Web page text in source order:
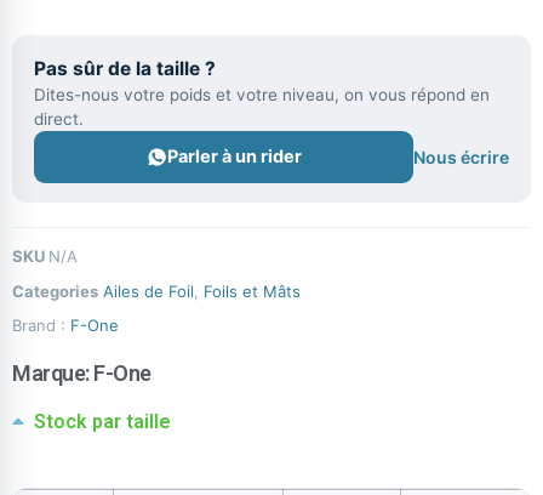
Pas sûr de la taille ?
Dites-nous votre poids et votre niveau, on vous répond en
direct.
Parler à un rider Nous écrire
SKU N/A
Categories Ailes de Foil
Foils et Mâts
Brand : F-One
Marque:F-One
Stock par taille